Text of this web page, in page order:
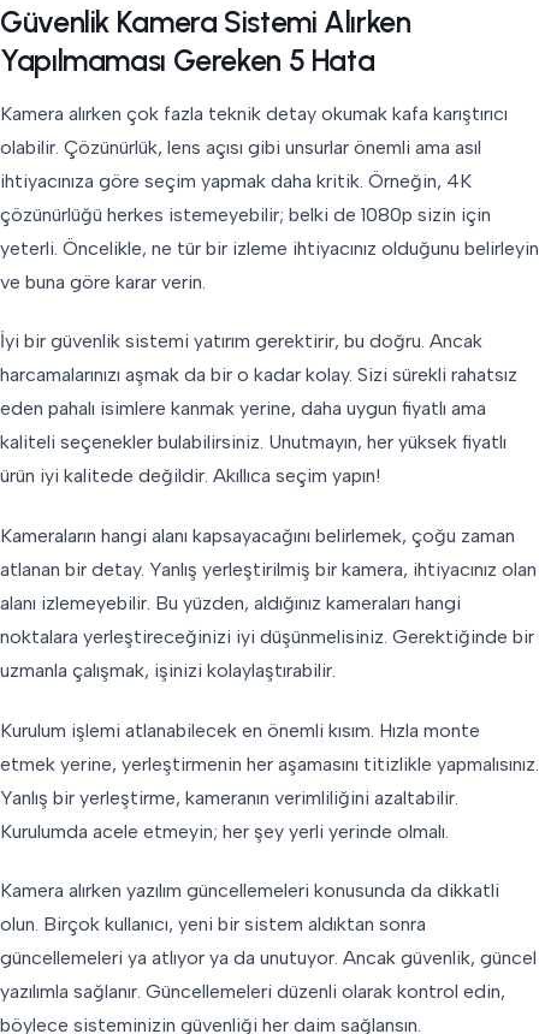
Güvenlik Kamera Sistemi Alırken
Yapılmaması Gereken 5 Hata
Kamera alırken çok fazla teknik detay okumak kafa karıştırıcı
olabilir. Çözünürlük, lens açısı gibi unsurlar önemli ama asıl
ihtiyacınıza göre seçim yapmak daha kritik. Örneğin, 4K
çözünürlüğü herkes istemeyebilir; belki de 1080p sizin için
yeterli. Öncelikle, ne tür bir izleme ihtiyacınız olduğunu belirleyin
ve buna göre karar verin.
İyi bir güvenlik sistemi yatırım gerektirir, bu doğru. Ancak
harcamalarınızı aşmak da bir o kadar kolay. Sizi sürekli rahatsız
eden pahalı isimlere kanmak yerine, daha uygun fiyatlı ama
kaliteli seçenekler bulabilirsiniz. Unutmayın, her yüksek fiyatlı
ürün iyi kalitede değildir. Akıllıca seçim yapın!
Kameraların hangi alanı kapsayacağını belirlemek, çoğu zaman
atlanan bir detay. Yanlış yerleştirilmiş bir kamera, ihtiyacınız olan
alanı izlemeyebilir. Bu yüzden, aldığınız kameraları hangi
noktalara yerleştireceğinizi iyi düşünmelisiniz. Gerektiğinde bir
uzmanla çalışmak, işinizi kolaylaştırabilir.
Kurulum işlemi atlanabilecek en önemli kısım. Hızla monte
etmek yerine, yerleştirmenin her aşamasını titizlikle yapmalısınız.
Yanlış bir yerleştirme, kameranın verimliliğini azaltabilir.
Kurulumda acele etmeyin; her şey yerli yerinde olmalı.
Kamera alırken yazılım güncellemeleri konusunda da dikkatli
olun. Birçok kullanıcı, yeni bir sistem aldıktan sonra
güncellemeleri ya atlıyor ya da unutuyor. Ancak güvenlik, güncel
yazılımla sağlanır. Güncellemeleri düzenli olarak kontrol edin,
böylece sisteminizin güvenliği her daim sağlansın.